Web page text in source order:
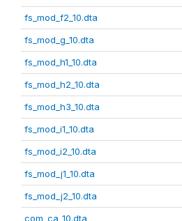
fs_mod_f2_10.dta
fs_mod_g_10.dta
fs_mod_h1_10.dta
fs_mod_h2_10.dta
fs_mod_h3_10.dta
fs_mod_i1_10.dta
fs_mod_i2_10.dta
fs_mod_j1_10.dta
fs_mod_j2_10.dta
com_ca_10.dta